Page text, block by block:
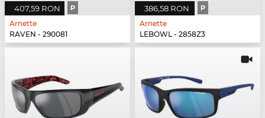
407,59 RON P
Arnette
RAVEN - 290081
386,58 RON P
Arnette
LEBOWL - 2858Z3